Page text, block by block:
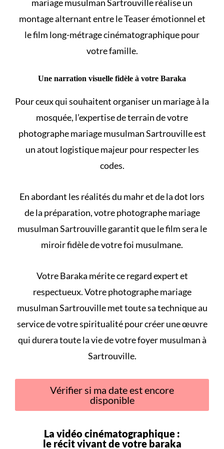
mariage musulman Sartrouville réalise un
montage alternant entre le Teaser émotionnel et
le film long-métrage cinématographique pour
votre famille.
Une narration visuelle fidèle à votre Baraka
Pour ceux qui souhaitentorganiser un mariage à la
mosquée, l’expertise de terrain de votre
photographe mariage musulman Sartrouville est
un atout logistique majeur pour respecter les
codes.
En abordant les réalités du mahr et de la dot lors
de la préparation, votre photographe mariage
musulman Sartrouville garantit que le film sera le
miroir fidèle de votre foi musulmane.
Votre Baraka mérite ce regard expert et
respectueux. Votre photographe mariage
musulman Sartrouville met toute sa technique au
service de votre spiritualité pour créer une œuvre
qui durera toute la vie de votre foyer musulman à
Sartrouville.
Vérifier si ma date est encore
disponible
La vidéo cinématographique :
le récit vivant de votre baraka